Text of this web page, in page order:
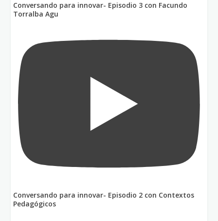
Conversando para innovar- Episodio 3 con Facundo
Torralba Agu
Conversando para innovar- Episodio 2 con Contextos
Pedagógicos